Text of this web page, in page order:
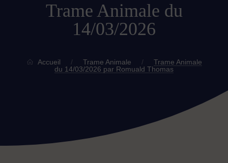
Trame Animale du
14/03/2026
Accueil / Trame Animale /
Trame Animale
du 14/03/2026 par Romuald Thomas